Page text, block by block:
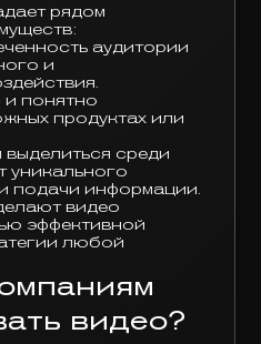
рядом
аудитории
и
и понятно
продуктах или
среди
уникального
подачи информации.
видео
эффективной
любой
видео?